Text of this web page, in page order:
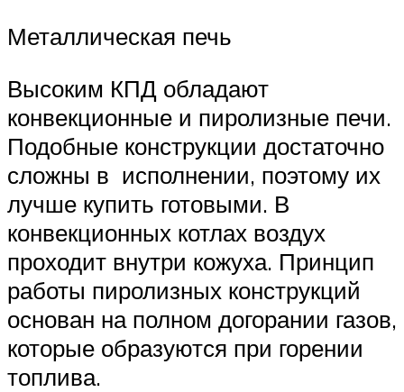
Металлическая печь
Высоким КПД обладают
конвекционные и пиролизные печи.
Подобные конструкции достаточно
сложны в исполнении, поэтому их
лучше купить готовыми. В
конвекционных котлах воздух
проходит внутри кожуха. Принцип
работы пиролизных конструкций
основан на полном догорании газов,
которые образуются при горении
топлива.